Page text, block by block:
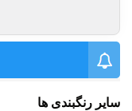
سایر رنگبندی ها